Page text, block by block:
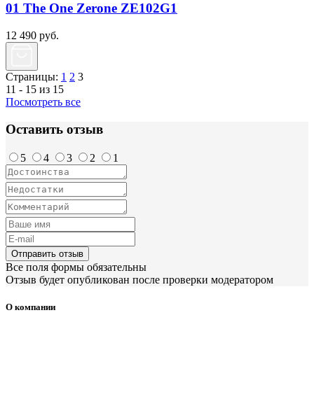
01 The One Zerone ZE102G1
12 490 руб.
Страницы: 1 2 3
11 - 15 из 15
Посмотреть все
Оставить отзыв
5 4 3 2 1
Отправить отзыв
Все поля формы обязательны
Отзыв будет опубликован после проверки модератором
О компании